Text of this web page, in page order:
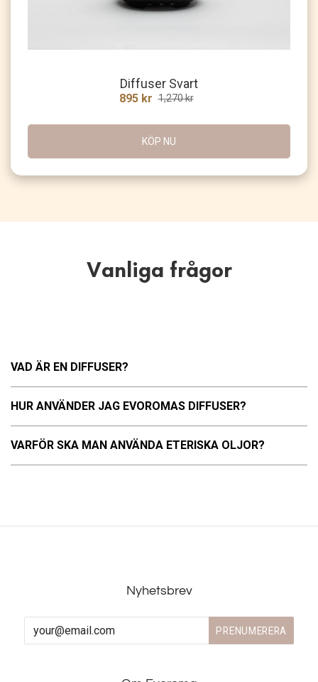
Diffuser Svart
895 kr 1,270 kr
KÖP NU
Vanliga frågor
VAD ÄR EN DIFFUSER?
HUR ANVÄNDER JAG EVOROMAS DIFFUSER?
VARFÖR SKA MAN ANVÄNDA ETERISKA OLJOR?
Nyhetsbrev